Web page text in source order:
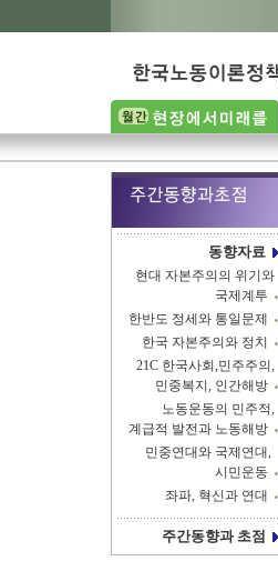
동향자료
현대 자본주의의 위기와
국제계투
한반도 정세와 통일문제
한국 자본주의와 정치
21C 한국사회,민주주의,
민중복지, 인간해방
노동운동의 민주적,
계급적 발전과 노동해방
민중연대와 국제연대,
시민운동
좌파, 혁신과 연대
주간동향과 초점